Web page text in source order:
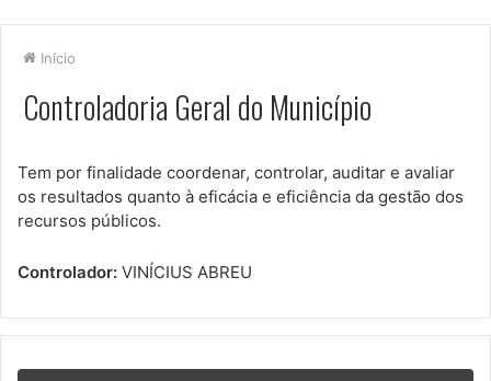
Início
Controladoria Geral do Município
Tem por finalidade coordenar, controlar, auditar e avaliar
os resultados quanto à eficácia e eficiência da gestão dos
recursos públicos.
Controlador: VINÍCIUS ABREU